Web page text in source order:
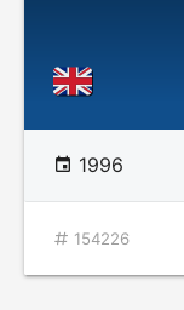
1996
154226